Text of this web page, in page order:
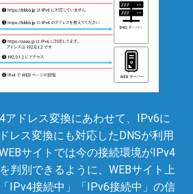
アドレス変換にあわせて、IPv6に
レス変換にも対応したDNSが利用
サイトでは今の接続環境がIPv4
判別できるように、WEBサイト上
IPv4接続中」「IPv6接続中」の信